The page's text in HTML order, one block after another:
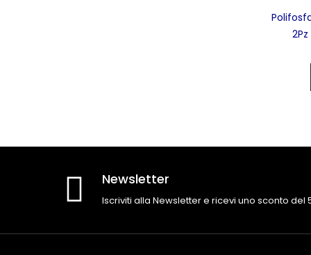
Newsletter
Iscriviti alla Newsletter e ricevi uno sconto del